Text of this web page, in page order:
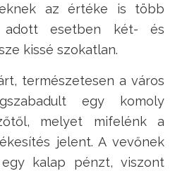
az értéke is több
esetben két- és
kissé szokatlan.
természetesen a város
egy komoly
melyet mifelénk a
jelent. A vevőnek
kalap pénzt, viszont